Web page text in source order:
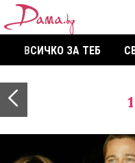
ВСИЧКО ЗА ТЕБ
1